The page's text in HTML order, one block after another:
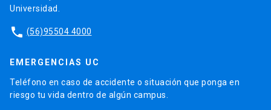
Universidad.
phone (56)95504 4000
EMERGENCIAS UC
Teléfono en caso de accidente o situación que ponga en
riesgo tu vida dentro de algún campus.